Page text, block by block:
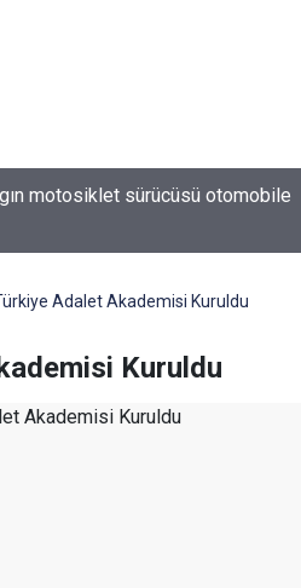
şaşırtan görüntü: Dönüp dönüp
Adalet Akademisi Kuruldu
Kuruldu